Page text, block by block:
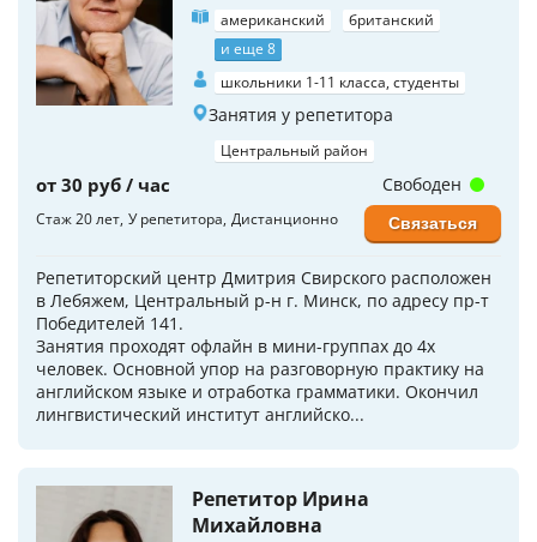
американский
британский
и еще 8
школьники 1-11 класса, студенты
Занятия у репетитора
Центральный район
от 30 руб / час
Стаж 20 лет У репетитора Дистанционно
Репетиторский центр Дмитрия Свирского расположен
в Лебяжем, Центральный р-н г. Минск, по адресу пр-т
Победителей 141.
Занятия проходят офлайн в мини-группах до 4х
человек. Основной упор на разговорную практику на
английском языке и отработка грамматики. Окончил
лингвистический институт английско...
Свободен
Связаться
Репетитор Ирина
Михайловна